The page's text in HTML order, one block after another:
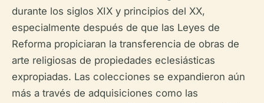
durante los siglos XIX y principios del XX,
especialmente después de que las Leyes de
Reforma propiciaran la transferencia de obras de
arte religiosas de propiedades eclesiásticas
expropiadas. Las colecciones se expandieron aún
más a través de adquisiciones como las